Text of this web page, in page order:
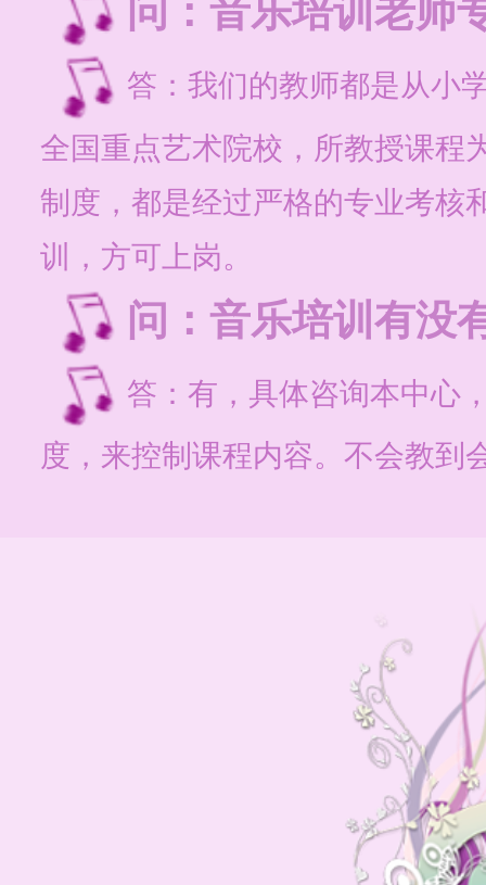
问：音乐培训老师
答：我们的教师都是从小
全国重点艺术院校，所教授课程
制度，都是经过严格的专业考核
训，方可上岗。
问：音乐培训有没
答：有，具体咨询本中心
度，来控制课程内容。不会教到